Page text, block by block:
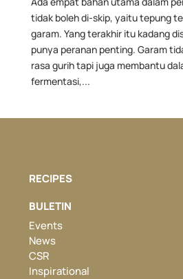
tidak boleh di-skip, yaitu tepung
garam. Yang terakhir itu kadang
punya peranan penting. Garam
rasa gurih tapi juga membantu
fermentasi,...
RECIPES
BULETIN
Events
News
CSR
Inspirational